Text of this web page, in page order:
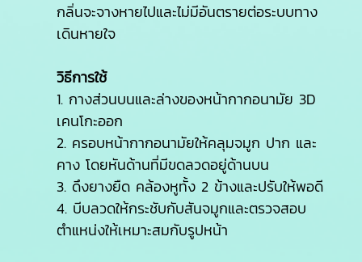
กลิ่นจะจางหายไปและไม่มีอันตรายต่อระบบทาง
เดินหายใจ
วิธีการใช้
1. กางส่วนบนและล่างของหน้ากากอนามัย 3D
เคนโกะออก
2. ครอบหน้ากากอนามัยให้คลุมจมูก ปาก และ
คาง โดยหันด้านที่มีขดลวดอยู่ด้านบน
3. ดึงยางยืด คล้องหูทั้ง 2 ข้างและปรับให้พอดี
4. บีบลวดให้กระชับกับสันจมูกและตรวจสอบ
ตำแหน่งให้เหมาะสมกับรูปหน้า